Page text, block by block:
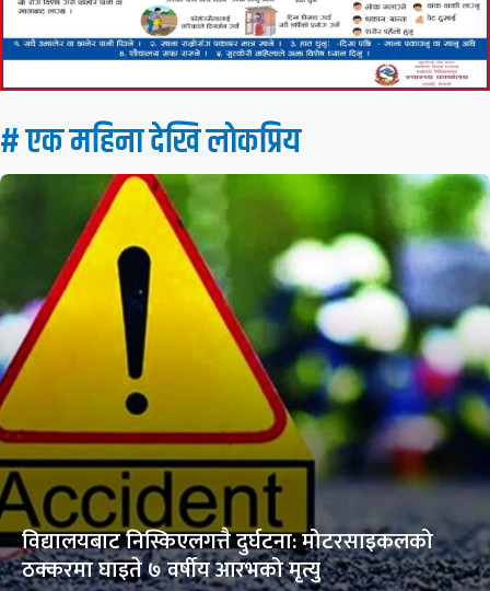
# एक महिना देखि लाेकप्रिय
विद्यालयबाट निस्किएलगत्तै दुर्घटना: मोटरसाइकलको
ठक्करमा घाइते ७ वर्षीय आरभको मृत्यु